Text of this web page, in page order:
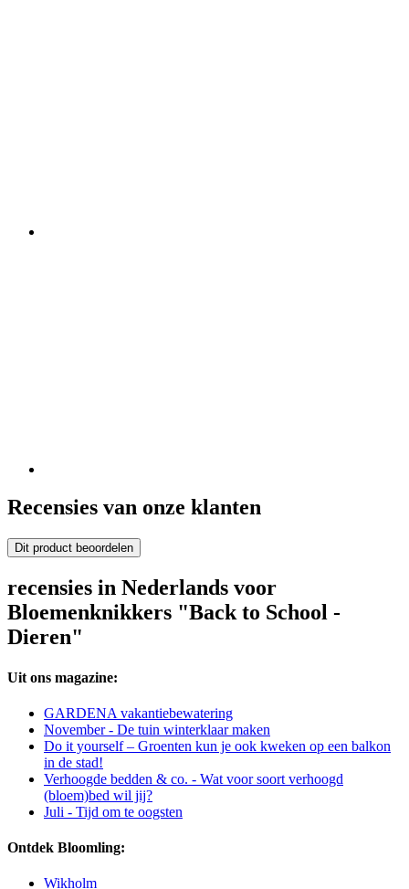
Recensies van onze klanten
Dit product beoordelen
recensies in Nederlands voor
Bloemenknikkers "Back to School -
Dieren"
Uit ons magazine:
GARDENA vakantiebewatering
November - De tuin winterklaar maken
Do it yourself – Groenten kun je ook kweken op een balkon
in de stad!
Verhoogde bedden & co. - Wat voor soort verhoogd
(bloem)bed wil jij?
Juli - Tijd om te oogsten
Ontdek Bloomling:
Wikholm